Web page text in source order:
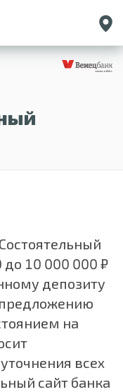
Санкт-Петербург
Екатеринбург
Нижний Новгород
до 10 000 000 ₽
депозиту
на
всех
сайт банка